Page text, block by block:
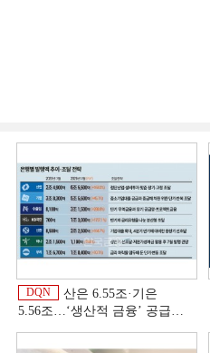
DQN
산은 6.55조·기은
5.56조…‘생산적 금융ʼ 공급